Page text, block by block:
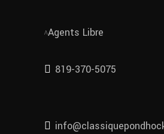
Agents Libre
819-370-5075